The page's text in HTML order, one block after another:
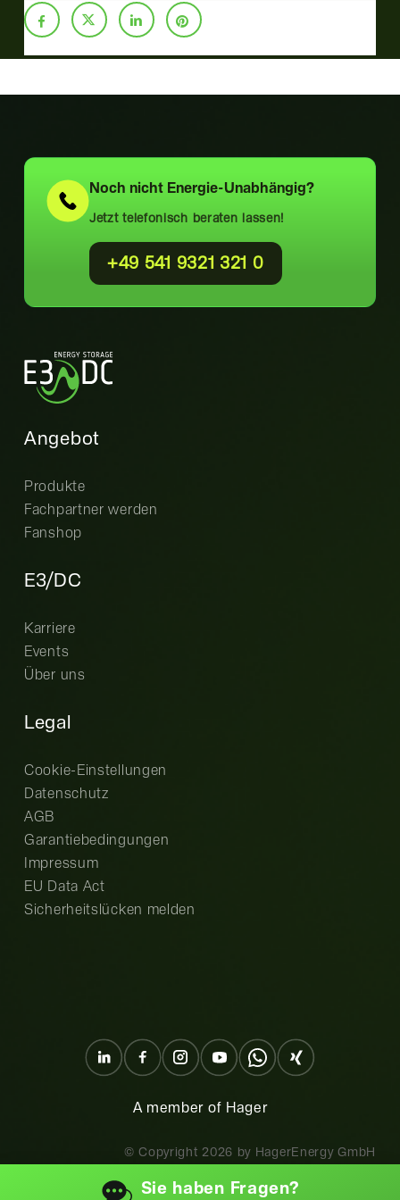
Noch nicht Energie-Unabhängig?
Jetzt telefonisch beraten lassen!
+49 541 9321 321 0
Angebot
Produkte
Fachpartner werden
Fanshop
E3/DC
Karriere
Events
Über uns
Legal
Cookie-Einstellungen
Datenschutz
AGB
Garantiebedingungen
Impressum
EU Data Act
Sicherheitslücken melden
A member of Hager
© Copyright 2026 by HagerEnergy GmbH
Sie haben Fragen?